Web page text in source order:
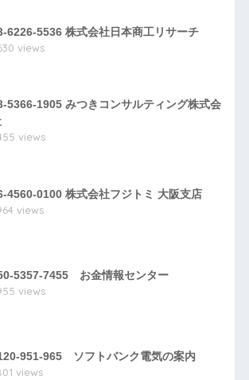
6226-5536 株式会社日本商工リサーチ
views
5366-1905 みつきコンサルティング株式会
views
4560-0100 株式会社フジトミ 大阪支店
views
5357-7455 お金情報センター
views
951-965 ソフトバンク電気の案内
views